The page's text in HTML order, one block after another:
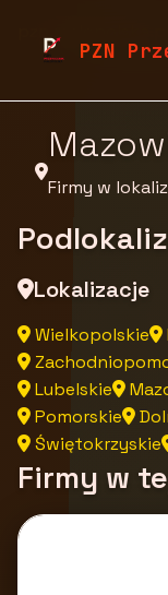
PZN
Firmy w
Lokalizacje
Wielkopolskie
Lubelskie
Pomorskie
Świętokrzyskie
Firmy w